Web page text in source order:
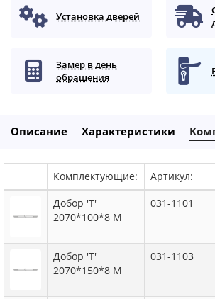
Установка дверей
Замер в день
обращения
Описание Характеристики
Комплектующие: Артикул:
Добор 'Т'
2070*100*8 M
031-1101
Добор 'Т'
2070*150*8 M
031-1103